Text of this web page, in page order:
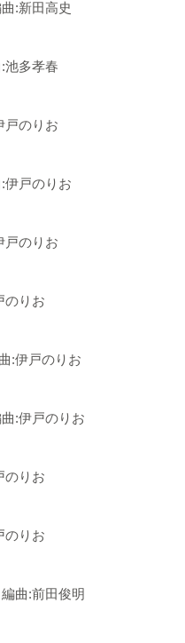
:新田高史
池多孝春
戸のりお
伊戸のりお
戸のりお
のりお
:伊戸のりお
:伊戸のりお
のりお
のりお
曲:前田俊明